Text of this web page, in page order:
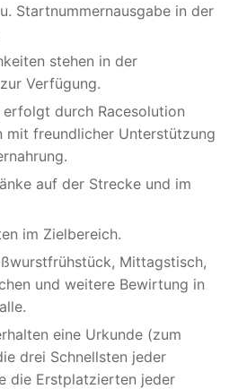
Startnummernausgabe in der
stehen in der
Verfügung.
erfolgt durch Racesolution
mit freundlicher Unterstützung
auf der Strecke und im
im Zielbereich.
Mittagstisch,
und weitere Bewirtung in
eine Urkunde (zum
drei Schnellsten jeder
die Erstplatzierten jeder